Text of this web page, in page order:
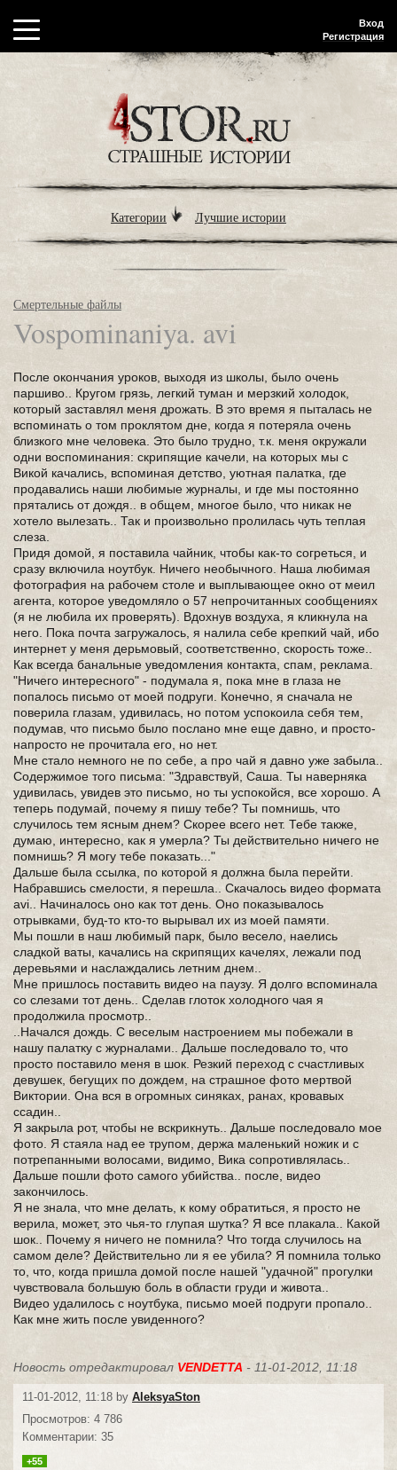
Вход
Регистрация
Категории Лучшие истории
Смертельные файлы
Vospominaniya. avi
После окончания уроков, выходя из школы, было очень
паршиво.. Кругом грязь, легкий туман и мерзкий холодок,
который заставлял меня дрожать. В это время я пыталась не
вспоминать о том проклятом дне, когда я потеряла очень
близкого мне человека. Это было трудно, т.к. меня окружали
одни воспоминания: скрипящие качели, на которых мы с
Викой качались, вспоминая детство, уютная палатка, где
продавались наши любимые журналы, и где мы постоянно
прятались от дождя.. в общем, многое было, что никак не
хотело вылезать.. Так и произвольно пролилась чуть теплая
слеза.
Придя домой, я поставила чайник, чтобы как-то согреться, и
сразу включила ноутбук. Ничего необычного. Наша любимая
фотография на рабочем столе и выплывающее окно от меил
агента, которое уведомляло о 57 непрочитанных сообщениях
(я не любила их проверять). Вдохнув воздуха, я кликнула на
него. Пока почта загружалось, я налила себе крепкий чай, ибо
интернет у меня дерьмовый, соответственно, скорость тоже..
Как всегда банальные уведомления контакта, спам, реклама.
"Ничего интересного" - подумала я, пока мне в глаза не
попалось письмо от моей подруги. Конечно, я сначала не
поверила глазам, удивилась, но потом успокоила себя тем,
подумав, что письмо было послано мне еще давно, и просто-
напросто не прочитала его, но нет.
Мне стало немного не по себе, а про чай я давно уже забыла..
Содержимое того письма: "Здравствуй, Саша. Ты наверняка
удивилась, увидев это письмо, но ты успокойся, все хорошо. А
теперь подумай, почему я пишу тебе? Ты помнишь, что
случилось тем ясным днем? Скорее всего нет. Тебе также,
думаю, интересно, как я умерла? Ты действительно ничего не
помнишь? Я могу тебе показать..."
Дальше была ссылка, по которой я должна была перейти.
Набравшись смелости, я перешла.. Скачалось видео формата
avi.. Начиналось оно как тот день. Оно показывалось
отрывками, буд-то кто-то вырывал их из моей памяти.
Мы пошли в наш любимый парк, было весело, наелись
сладкой ваты, качались на скрипящих качелях, лежали под
деревьями и наслаждались летним днем..
Мне пришлось поставить видео на паузу. Я долго вспоминала
со слезами тот день.. Сделав глоток холодного чая я
продолжила просмотр..
..Начался дождь. С веселым настроением мы побежали в
нашу палатку с журналами.. Дальше последовало то, что
просто поставило меня в шок. Резкий переход с счастливых
девушек, бегущих по дождем, на страшное фото мертвой
Виктории. Она вся в огромных синяках, ранах, кровавых
ссадин..
Я закрыла рот, чтобы не вскрикнуть.. Дальше последовало мое
фото. Я стаяла над ее трупом, держа маленький ножик и с
потрепанными волосами, видимо, Вика сопротивлялась..
Дальше пошли фото самого убийства.. после, видео
закончилось.
Я не знала, что мне делать, к кому обратиться, я просто не
верила, может, это чья-то глупая шутка? Я все плакала.. Какой
шок.. Почему я ничего не помнила? Что тогда случилось на
самом деле? Действительно ли я ее убила? Я помнила только
то, что, когда пришла домой после нашей "удачной" прогулки
чувствовала большую боль в области груди и живота..
Видео удалилось с ноутбука, письмо моей подруги пропало..
Как мне жить после увиденного?
Новость отредактировал VENDETTA - 11-01-2012, 11:18
11-01-2012, 11:18 by AleksyaSton
Просмотров: 4 786
Комментарии: 35
+55